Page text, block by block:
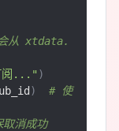
从 xtdata.
阅..." )
)
# 使
取消成功